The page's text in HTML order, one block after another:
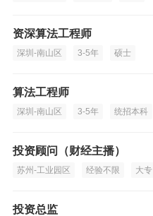
资深算法工程师
深圳-南山区 3-5年 硕士
算法工程师
深圳-南山区 3-5年 统招本科
投资顾问（财经主播）
苏州-工业园区 经验不限 大专
投资总监